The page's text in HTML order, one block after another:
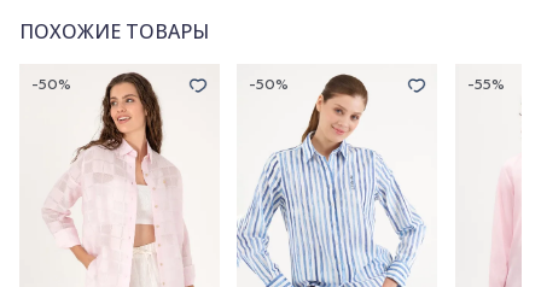
ПОХОЖИЕ ТОВАРЫ
-50% -50% -55%